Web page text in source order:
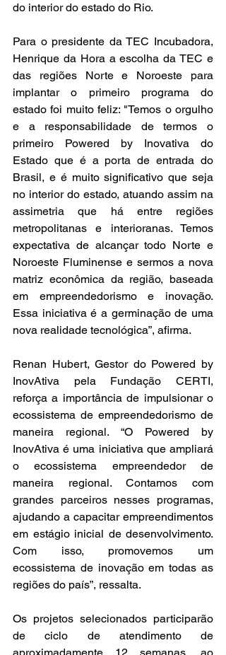
do interior do estado do Rio.
Para o presidente da TEC Incubadora,
Henrique da Hora a escolha da TEC e
das regiões Norte e Noroeste para
implantar o primeiro programa do
estado foi muito feliz: "Temos o orgulho
e a responsabilidade de termos o
primeiro Powered by Inovativa do
Estado que é a porta de entrada do
Brasil, e é muito significativo que seja
no interior do estado, atuando assim na
assimetria que há entre regiões
metropolitanas e interioranas. Temos
expectativa de alcançar todo Norte e
Noroeste Fluminense e sermos a nova
matriz econômica da região, baseada
em empreendedorismo e inovação.
Essa iniciativa é a germinação de uma
nova realidade tecnológica”, afirma.
Renan Hubert, Gestor do Powered by
InovAtiva pela Fundação CERTI,
reforça a importância de impulsionar o
ecossistema de empreendedorismo de
maneira regional. “O Powered by
InovAtiva é uma iniciativa que ampliará
o ecossistema empreendedor de
maneira regional. Contamos com
grandes parceiros nesses programas,
ajudando a capacitar empreendimentos
em estágio inicial de desenvolvimento.
Com isso, promovemos um
ecossistema de inovação em todas as
regiões do país”, ressalta.
Os projetos selecionados participarão
de ciclo de atendimento de